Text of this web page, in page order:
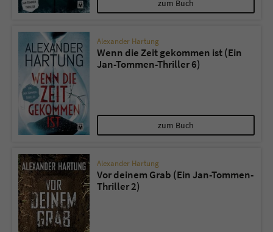
zum Buch
Alexander Hartung
Wenn die Zeit gekommen ist (Ein
Jan-Tommen-Thriller 6)
zum Buch
Alexander Hartung
Vor deinem Grab (Ein Jan-Tommen-
Thriller 2)